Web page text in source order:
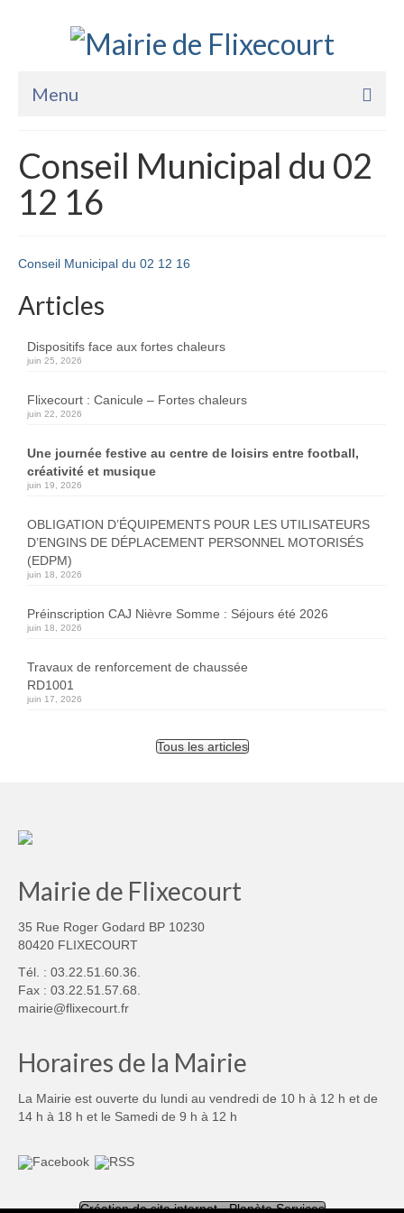
Menu
La Mairie
Vie Pratique
Conseil Municipal du 02
12 16
Conseil Municipal du 02 12 16
Articles
Dispositifs face aux fortes chaleurs
juin 25, 2026
Flixecourt : Canicule – Fortes chaleurs
juin 22, 2026
Une journée festive au centre de loisirs entre football,
créativité et musique
juin 19, 2026
OBLIGATION D’ÉQUIPEMENTS POUR LES UTILISATEURS
D’ENGINS DE DÉPLACEMENT PERSONNEL MOTORISÉS
(EDPM)
juin 18, 2026
Préinscription CAJ Nièvre Somme : Séjours été 2026
juin 18, 2026
Travaux de renforcement de chaussée
RD1001
juin 17, 2026
Tous les articles
Mairie de Flixecourt
35 Rue Roger Godard BP 10230
80420 FLIXECOURT
Tél. : 03.22.51.60.36.
Fax : 03.22.51.57.68.
mairie@flixecourt.fr
Horaires de la Mairie
La Mairie est ouverte du lundi au vendredi de 10 h à 12 h et de
14 h à 18 h et le Samedi de 9 h à 12 h
Création de site internet - Planète Services